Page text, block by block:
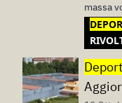
massa